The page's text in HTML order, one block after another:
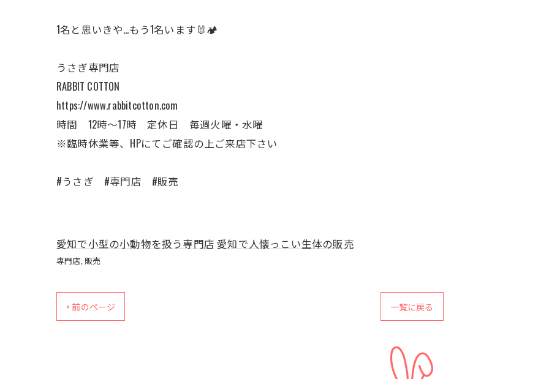
1名と思いきや…もう1名います🐰🏕️
うさぎ専門店
RABBIT COTTON
https://www.rabbitcotton.com
時間 12時〜17時 定休日 毎週火曜・水曜
※臨時休業等、HPにてご確認の上ご来店下さい
#うさぎ #専門店 #販売
愛知で小型の小動物を扱う専門店 愛知で人懐っこい生体の販売
専門店 販売
< 前のページ 一覧に戻る